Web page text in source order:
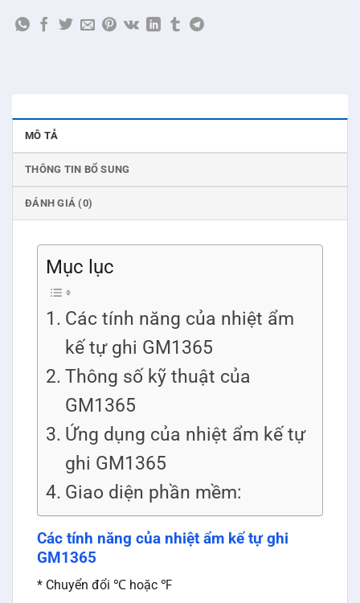
MÔ TẢ
THÔNG TIN BỔ SUNG
ĐÁNH GIÁ (0)
Mục lục
Các tính năng của nhiệt ẩm
kế tự ghi GM1365
Thông số kỹ thuật của
GM1365
Ứng dụng của nhiệt ẩm kế tự
ghi GM1365
Giao diện phần mềm:
Các tính năng của nhiệt ẩm kế tự ghi
GM1365
* Chuyển đổi ℃ hoặc ℉